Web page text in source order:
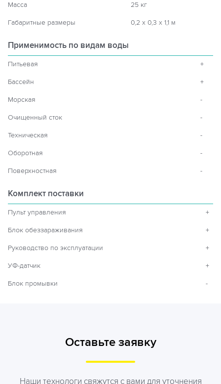
Масса 25 кг
Габаритные размеры 0,2 х 0,3 х 1,1 м
Применимость по видам воды
Питьевая +
Бассейн +
Морская -
Очищенный сток -
Техническая -
Оборотная -
Поверхностная -
Комплект поставки
Пульт управления +
Блок обеззараживания +
Руководство по эксплуатации +
УФ-датчик +
Блок промывки -
Оставьте заявку
Наши технологи свяжутся с вами для уточнения